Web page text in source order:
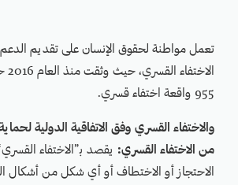
تعمل مواطنة لحقوق الإنسان على تقديم الدعم
955 واقعة اختفاء قسري.
والاختفاء القسري وفق الاتفاقية الدولية
من الاختفاء القسري: يقصد ب‍”الاختفاء
الاحتجاز أو الاختطاف أو أي شكل من أشكال